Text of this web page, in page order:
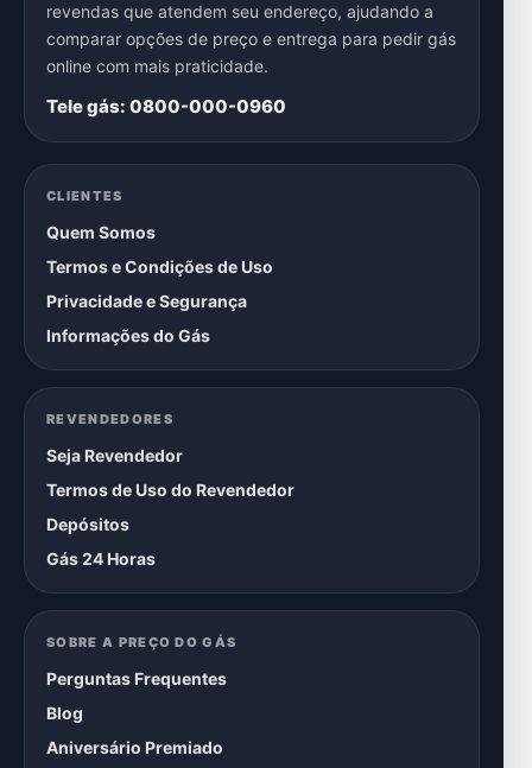
revendas que atendem seu endereço, ajudando a
comparar opções de preço e entrega para pedir gás
online com mais praticidade.
Tele gás: 0800-000-0960
CLIENTES
Quem Somos
Termos e Condições de Uso
Privacidade e Segurança
Informações do Gás
REVENDEDORES
Seja Revendedor
Termos de Uso do Revendedor
Depósitos
Gás 24 Horas
SOBRE A PREÇO DO GÁS
Perguntas Frequentes
Blog
Aniversário Premiado